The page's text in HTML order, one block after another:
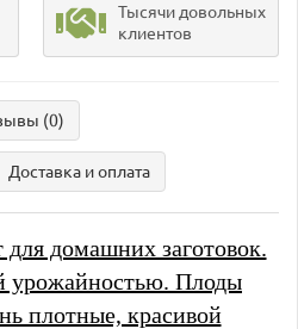
Тысячи довольных
клиентов
(0)
Доставка и оплата
домашних заготовок.
урожайностью. Плоды
плотные, красивой